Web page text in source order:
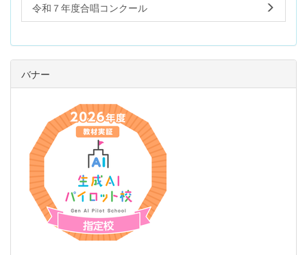
令和７年度合唱コンクール
バナー